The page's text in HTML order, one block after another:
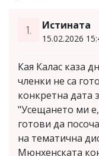
1. Истината
15.02.2026
Кая Калас каза
членки не са
конкретна дата
"Усещането ми
готови да
на тематична
Мюнхенската